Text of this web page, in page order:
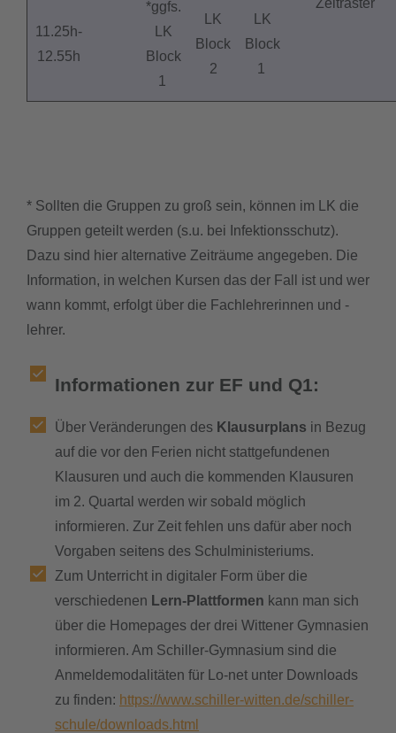
Zeitraster
11.25h-
12.55h
*ggfs.
LK
Block
1
LK
Block
2
LK
Block
1
* Sollten die Gruppen zu groß sein, können im LK die
Gruppen geteilt werden (s.u. bei Infektionsschutz).
Dazu sind hier alternative Zeiträume angegeben. Die
Information, in welchen Kursen das der Fall ist und wer
wann kommt, erfolgt über die Fachlehrerinnen und -
lehrer.
Informationen zur EF und Q1:
Über Veränderungen des Klausurplans in Bezug
auf die vor den Ferien nicht stattgefundenen
Klausuren und auch die kommenden Klausuren
im 2. Quartal werden wir sobald möglich
informieren. Zur Zeit fehlen uns dafür aber noch
Vorgaben seitens des Schulministeriums.
Zum Unterricht in digitaler Form über die
verschiedenen Lern-Plattformen kann man sich
über die Homepages der drei Wittener Gymnasien
informieren. Am Schiller-Gymnasium sind die
Anmeldemodalitäten für Lo-net unter Downloads
zu finden: https://www.schiller-witten.de/schiller-
schule/downloads.html